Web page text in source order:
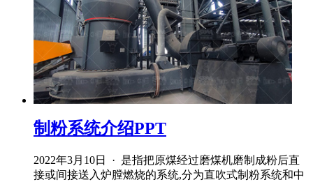
制粉系统介绍PPT
2022年3月10日 · 是指把原煤经过磨煤机磨制成粉后直
接或间接送入炉膛燃烧的系统,分为直吹式制粉系统和中